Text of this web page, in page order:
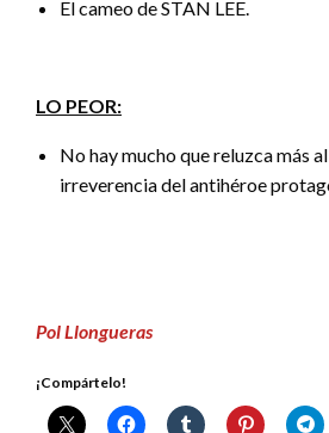
El cameo de STAN LEE.
LO PEOR:
No hay mucho que reluzca más
irreverencia del antihéroe
Pol Llongueras
¡Compártelo!